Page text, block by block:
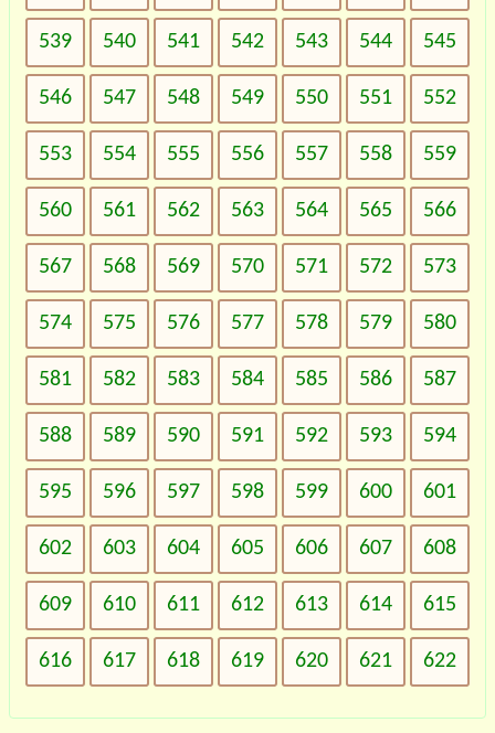
539 540 541 542 543 544 545
546 547 548 549 550 551 552
553 554 555 556 557 558 559
560 561 562 563 564 565 566
567 568 569 570 571 572 573
574 575 576 577 578 579 580
581 582 583 584 585 586 587
588 589 590 591 592 593 594
595 596 597 598 599 600 601
602 603 604 605 606 607 608
609 610 611 612 613 614 615
616 617 618 619 620 621 622